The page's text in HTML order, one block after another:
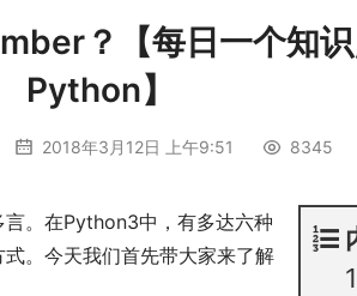
？【每日一个知
Python】
2018年3月12日 上午9:51 8345
1
。在Python3中，有多达六种
。今天我们首先带大家来了解